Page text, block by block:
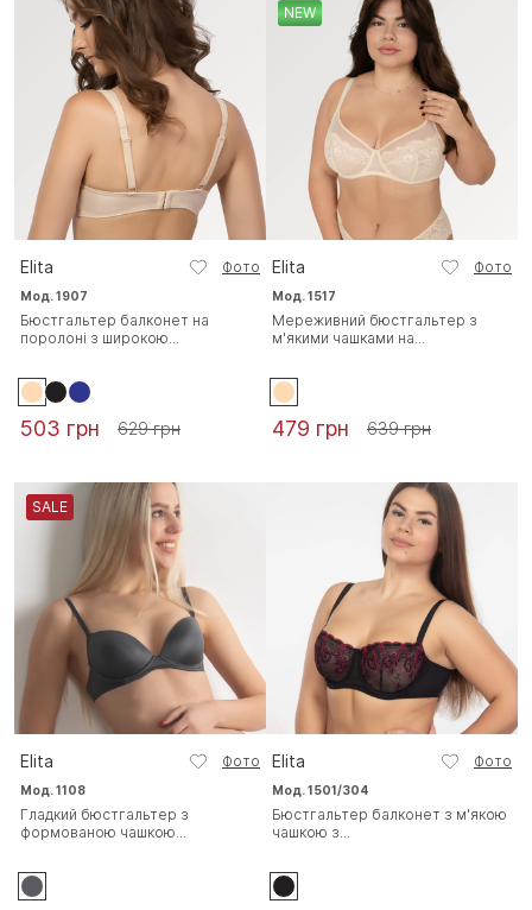
Elita Фото
Мод. 1907
Бюстгальтер балконет на
поролоні з широкою...
503 грн 629 грн
NEW
Elita Фото
Мод. 1517
Мереживний бюстгальтер з
м'якими чашками на...
479 грн 639 грн
SALE
Elita Фото
Мод. 1108
Гладкий бюстгальтер з
формованою чашкою...
Elita Фото
Мод. 1501/304
Бюстгальтер балконет з м'якою
чашкою з...